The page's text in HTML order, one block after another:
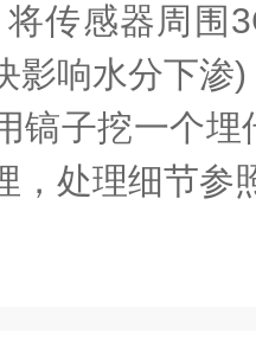
传感器周围
影响水分下渗)
镐子挖一个
，处理细节参